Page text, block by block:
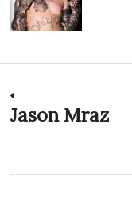
articoli
Previous
Jason Mraz